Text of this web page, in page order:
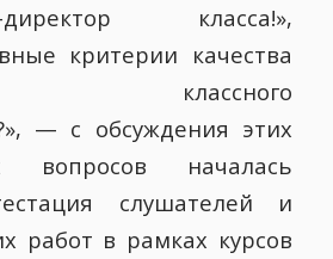
директор класса!»,
критерии качества
классного
— с обсуждения этих
вопросов началась
слушателей и
работ в рамках курсов